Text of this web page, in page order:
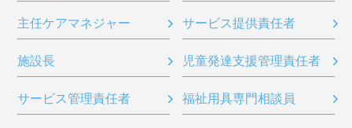
主任ケアマネジャー サービス提供責任者
施設長 児童発達支援管理責任者
サービス管理責任者 福祉用具専門相談員